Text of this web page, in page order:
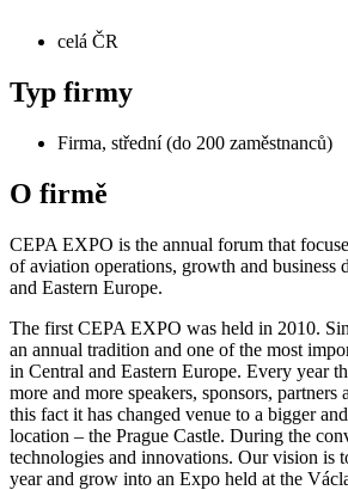
celá ČR
Typ firmy
Firma, střední (do 200 zaměstnanců)
O firmě
CEPA EXPO is the annual forum that
of aviation operations, growth and business
and Eastern Europe.
The first CEPA EXPO was held in 2010.
an annual tradition and one of the most
in Central and Eastern Europe. Every year
more and more speakers, sponsors, partners
this fact it has changed venue to a bigger
location – the Prague Castle. During the
technologies and innovations. Our vision is
year and grow into an Expo held at the